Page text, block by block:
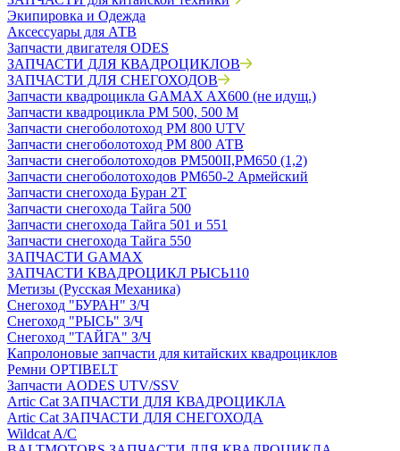
Экипировка и Одежда
Аксессуары для АТВ
Запчасти двигателя ODES
ЗАПЧАСТИ ДЛЯ КВАДРОЦИКЛОВ
ЗАПЧАСТИ ДЛЯ СНЕГОХОДОВ
Запчасти квадроцикла GAMAX AX600 (не идущ.)
Запчасти квадроцикла РМ 500, 500 М
Запчасти снегоболотоход РМ 800 UTV
Запчасти снегоболотоход РМ 800 АТВ
Запчасти снегоболотоходов РМ500II,РМ650 (1,2)
Запчасти снегоболотоходов РМ650-2 Армейский
Запчасти снегохода Буран 2Т
Запчасти снегохода Тайга 500
Запчасти снегохода Тайга 501 и 551
Запчасти снегохода Тайга 550
ЗАПЧАСТИ GAMAX
ЗАПЧАСТИ КВАДРОЦИКЛ РЫСЬ110
Метизы (Русская Механика)
Снегоход "БУРАН" З/Ч
Снегоход "РЫСЬ" З/Ч
Снегоход "ТАЙГА" З/Ч
Капролоновые запчасти для китайских квадроциклов
Ремни OPTIBELT
Запчасти AODES UTV/SSV
Artic Cat ЗАПЧАСТИ ДЛЯ КВАДРОЦИКЛА
Artic Cat ЗАПЧАСТИ ДЛЯ СНЕГОХОДА
Wildcat A/C